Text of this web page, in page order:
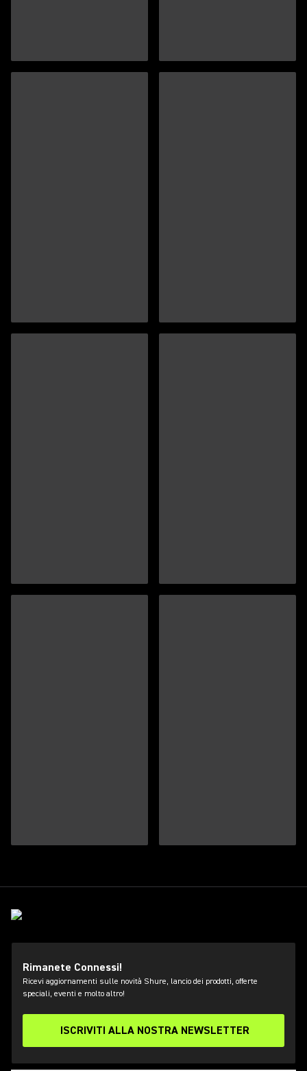
Rimanete Connessi!
Ricevi aggiornamenti sulle novità Shure, lancio dei prodotti, offerte
speciali, eventi e molto altro!
ISCRIVITI ALLA NOSTRA NEWSLETTER